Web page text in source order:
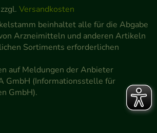
Versandkosten
beinhaltet alle für die Abgabe
Arzneimitteln und anderen Artikeln
Sortiments erforderlichen
auf Meldungen der Anbieter
GmbH (Informationsstelle für
GmbH).